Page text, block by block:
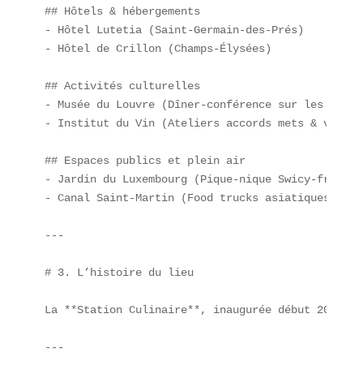
## Hôtels & hébergements
- Hôtel Lutetia (Saint-Germain-des-Prés)
- Hôtel de Crillon (Champs-Élysées)
## Activités culturelles
- Musée du Louvre (Dîner-conférence sur les
- Institut du Vin (Ateliers accords mets & vins)
## Espaces publics et plein air
- Jardin du Luxembourg (Pique-nique Swicy-
- Canal Saint-Martin (Food trucks asiatiques)
---
# 3. L’histoire du lieu
La **Station Culinaire**, inaugurée début 2025
---